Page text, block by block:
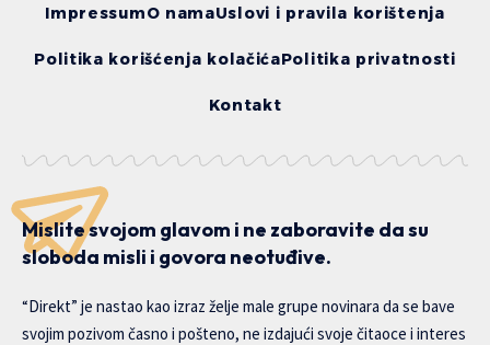
ImpressumO namaUslovi i pravila korištenja
Politika korišćenja kolačićaPolitika privatnosti
Kontakt
Mislite svojom glavom i ne zaboravite da su
sloboda misli i govora neotuđive.
“Direkt” je nastao kao izraz želje male grupe novinara da se bave
svojim pozivom časno i pošteno, ne izdajući svoje čitaoce i interes